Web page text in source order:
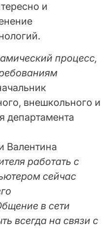
и
процесс,
внешкольного и
департамента
Валентина
работать с
сейчас
в сети
всегда на связи с